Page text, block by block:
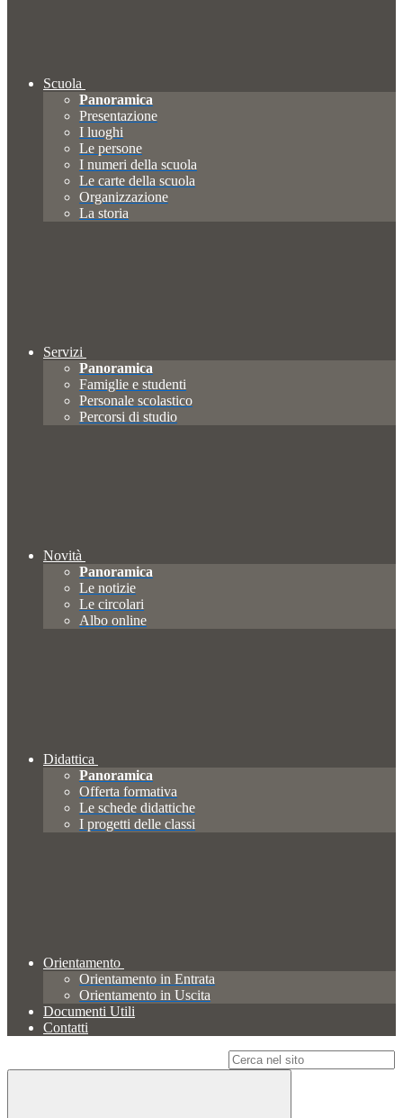
Scuola
Panoramica
Presentazione
I luoghi
Le persone
I numeri della scuola
Le carte della scuola
Organizzazione
La storia
Servizi
Panoramica
Famiglie e studenti
Personale scolastico
Percorsi di studio
Novità
Panoramica
Le notizie
Le circolari
Albo online
Didattica
Panoramica
Offerta formativa
Le schede didattiche
I progetti delle classi
Orientamento
Orientamento in Entrata
Orientamento in Uscita
Documenti Utili
Contatti